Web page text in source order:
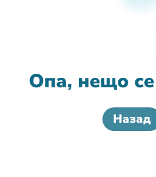
Опа, нещо
Назад